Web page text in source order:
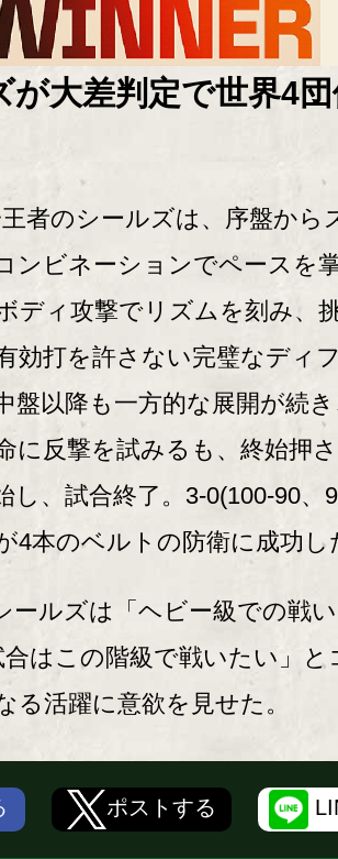
が大差判定で世界4
者のシールズは、序盤から
ンビネーションでペースを
ディ攻撃でリズムを刻み、
効打を許さない完璧なディ
盤以降も一方的な展開が続
に反撃を試みるも、終始押
し、試合終了。3-0(100-90、
4本のベルトの防衛に成功し
ールズは「ヘビー級での戦
はこの階級で戦いたい」と
る活躍に意欲を見せた。
ポストする